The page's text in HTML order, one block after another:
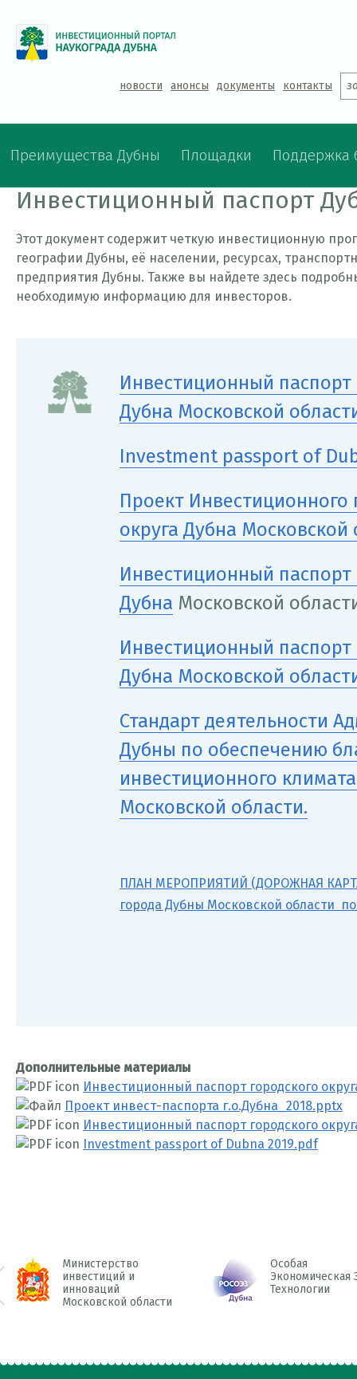
новости анонсы документы контакты
Преимущества Дубны Площадки Поддержка
Инвестиционный паспорт
Этот документ содержит четкую инвестиционную
географии Дубны, её населении, ресурсах,
предприятия Дубны. Также вы найдете здесь
необходимую информацию для инвесторов.
Инвестиционный паспорт
Дубна Московской
Investment passport of
Проект Инвестиционного
округа Дубна Московской
Инвестиционный паспорт
Дубна Московской
Инвестиционный паспорт
Дубна Московской
Стандарт деятельности
Дубны по обеспечению
инвестиционного
Московской области.
ПЛАН МЕРОПРИЯТИЙ (ДОРОЖНАЯ
города Дубны Московской области
Дополнительные материалы
Инвестиционный паспорт городского
Проект инвест-паспорта г.о.Дубна_2018.pptx
Инвестиционный паспорт городского
Investment passport of Dubna 2019.pdf
Министерство
инвестиций и
инноваций
Московской области
Особая
Экономическая
Технологии